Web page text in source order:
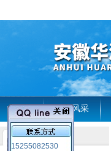
首页 企业风采
15255082530
产品列表